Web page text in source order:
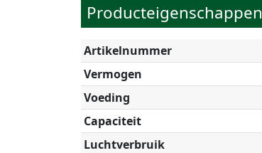
Producteigenschappen
Artikelnummer
Vermogen
Voeding
Capaciteit
Luchtverbruik